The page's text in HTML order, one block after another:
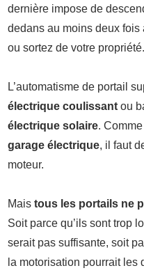
dernière impose de
dedans au moins deux fois
ou sortez de votre propriété.
L’automatisme de portail
électrique coulissant ou
électrique solaire. Comme
garage électrique, il faut
moteur.
Mais tous les portails ne
Soit parce qu’ils sont trop
serait pas suffisante, soit
la motorisation pourrait les